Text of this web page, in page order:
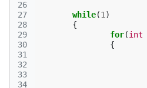
26
27
28
29
30
31
32
33
34
while(1 )
{
for(int
{